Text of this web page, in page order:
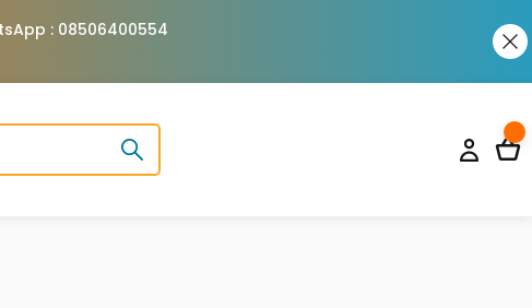
: 08506400554